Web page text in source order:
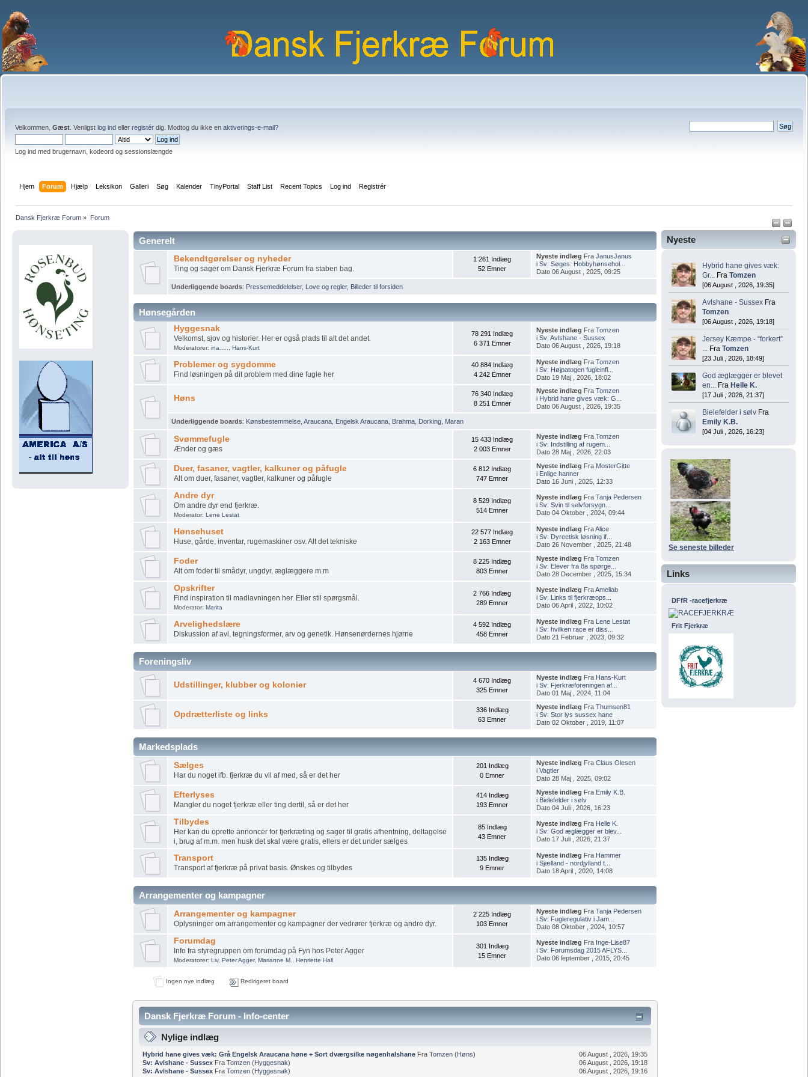
Velkommen, Gæst . Venligst log ind eller registér dig. Modtog du ikke en aktiverings-e-mail?
Log ind med brugernavn, kodeord og sessionslængde
Hjem Forum Hjælp Leksikon Galleri Søg Kalender TinyPortal Staff List Recent Topics Log ind Registrér
Dansk Fjerkræ Forum » Forum
Nyeste
Hybrid hane gives væk:
Gr... Fra Tomzen
[06 August , 2026, 19:35]
Avlshane - Sussex Fra
Tomzen
[06 August , 2026, 19:18]
Jersey Kæmpe - “forkert”
... Fra Tomzen
[23 Juli , 2026, 18:49]
God æglægger er blevet
en... Fra Helle K.
[17 Juli , 2026, 21:37]
Bielefelder i sølv Fra
Emily K.B.
[04 Juli , 2026, 16:23]
Se seneste billeder
Links
DFfR -racefjerkræ
Frit Fjerkræ
Generelt
Bekendtgørelser og nyheder
Ting og sager om Dansk Fjerkræ Forum fra staben bag.
1 261 Indlæg
52 Emner
Nyeste indlæg FraJanusJanus
iSv: Søges: Hobbyhønsehol...
Dato 06 August , 2025, 09:25
Underliggende boards: Pressemeddelelser, Love og regler, Billeder til forsiden
Hønsegården
Hyggesnak
Velkomst, sjov og historier. Her er også plads til alt det andet.
Moderatorer: ina..... Hans-Kurt
78 291 Indlæg
6 371 Emner
Nyeste indlæg FraTomzen
iSv: Avlshane - Sussex
Dato 06 August , 2026, 19:18
Problemer og sygdomme
Find løsningen på dit problem med dine fugle her
40 884 Indlæg
4 242 Emner
Nyeste indlæg FraTomzen
iSv: Højpatogen fugleinfl...
Dato 19 Maj , 2026, 18:02
Høns
76 340 Indlæg
8 251 Emner
Nyeste indlæg FraTomzen
i Hybrid hane gives væk: G...
Dato 06 August , 2026, 19:35
Underliggende boards: Kønsbestemmelse Araucana Engelsk Araucana Brahma Dorking Maran
Svømmefugle
Ænder og gæs
15 433 Indlæg
2 003 Emner
Nyeste indlæg FraTomzen
iSv: Indstilling af rugem...
Dato 28 Maj , 2026, 22:03
Duer, fasaner, vagtler, kalkuner og påfugle
Alt om duer, fasaner, vagtler, kalkuner og påfugle
6 812 Indlæg
747 Emner
Nyeste indlæg Fra MosterGitte
i Enlige hanner
Dato 16 Juni , 2025, 12:33
Andre dyr
Om andre dyr end fjerkræ.
Moderator: Lene Lestat
8 529 Indlæg
514 Emner
Nyeste indlæg FraTanja Pedersen
iSv: Svin til selvforsygn...
Dato 04 Oktober , 2024, 09:44
Hønsehuset
Huse, gårde, inventar, rugemaskiner osv. Alt det tekniske
22 577 Indlæg
2 163 Emner
Nyeste indlæg FraAlice
iSv: Dyreetisk løsning if...
Dato 26 November , 2025, 21:48
Foder
Alt om foder til smådyr, ungdyr, æglæggere m.m
8 225 Indlæg
803 Emner
Nyeste indlæg FraTomzen
iSv: Elever fra 8a spørge...
Dato 28 December , 2025, 15:34
Opskrifter
Find inspiration til madlavningen her. Eller stil spørgsmål.
Moderator: Marita
2 766 Indlæg
289 Emner
Nyeste indlæg FraAmeliab
iSv: Links til fjerkræops...
Dato 06 April , 2022, 10:02
Arvelighedslære
Diskussion af avl, tegningsformer, arv og genetik. Hønsenørdernes hjørne
4 592 Indlæg
458 Emner
Nyeste indlæg Fra Lene Lestat
iSv: hvilken race er diss...
Dato 21 Februar , 2023, 09:32
Foreningsliv
Udstillinger, klubber og kolonier
4 670 Indlæg
325 Emner
Nyeste indlæg Fra Hans-Kurt
iSv: Fjerkræforeningen af...
Dato 01 Maj , 2024, 11:04
Opdrætterliste og links
336 Indlæg
63 Emner
Nyeste indlæg FraThumsen81
iSv: Stor lys sussex hane
Dato 02 Oktober , 2019, 11:07
Markedsplads
Sælges
Har du noget ifb. fjerkræ du vil af med, så er det her
201 Indlæg
0 Emner
Nyeste indlæg FraClaus Olesen
iVagtler
Dato 28 Maj , 2025, 09:02
Efterlyses
Mangler du noget fjerkræ eller ting dertil, så er det her
414 Indlæg
193 Emner
Nyeste indlæg Fra Emily K.B.
i Bielefelder i sølv
Dato 04 Juli , 2026, 16:23
Tilbydes
Her kan du oprette annoncer for fjerkræting og sager til gratis afhentning, deltagelse
i, brug af m.m. men husk det skal være gratis, ellers er det under sælges
85 Indlæg
43 Emner
Nyeste indlæg Fra Helle K.
iSv: God æglægger er blev...
Dato 17 Juli , 2026, 21:37
Transport
Transport af fjerkræ på privat basis. Ønskes og tilbydes
135 Indlæg
9 Emner
Nyeste indlæg Fra Hammer
iSjælland - nordjylland t...
Dato 18 April , 2020, 14:08
Arrangementer og kampagner
Arrangementer og kampagner
Oplysninger om arrangementer og kampagner der vedrører fjerkræ og andre dyr.
2 225 Indlæg
103 Emner
Nyeste indlæg FraTanja Pedersen
iSv: Fugleregulativ i Jam...
Dato 08 Oktober , 2024, 10:57
Forumdag
Info fra styregruppen om forumdag på Fyn hos Peter Agger
Moderatorer: Liv, Peter Agger, Marianne M. Henriette Hall
301 Indlæg
15 Emner
Nyeste indlæg Fra Inge-Lise87
iSv: Forumsdag 2015 AFLYS...
Dato 06 ſeptember , 2015, 20:45
Ingen nye indlæg Redirigeret board
Dansk Fjerkræ Forum - Info-center
Nylige indlæg
Hybrid hane gives væk: Grå Engelsk Araucana høne + Sort dværgsilke nøgenhalshaneFra Tomzen(Høns)
06 August , 2026, 19:35
Sv: Avlshane - SussexFra Tomzen(Hyggesnak)
06 August , 2026, 19:18
Sv: Avlshane - SussexFra Tomzen(Hyggesnak)
06 August , 2026, 19:16